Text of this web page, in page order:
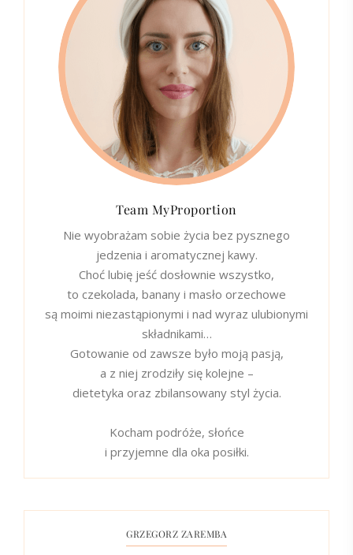
Team MyProportion
Nie wyobrażam sobie życia bez pysznego
jedzenia i aromatycznej kawy.
Choć lubię jeść dosłownie wszystko,
to czekolada, banany i masło orzechowe
są moimi niezastąpionymi i nad wyraz ulubionymi
składnikami…
Gotowanie od zawsze było moją pasją,
a z niej zrodziły się kolejne –
dietetyka oraz zbilansowany styl życia.
Kocham podróże, słońce
i przyjemne dla oka posiłki.
GRZEGORZ ZAREMBA